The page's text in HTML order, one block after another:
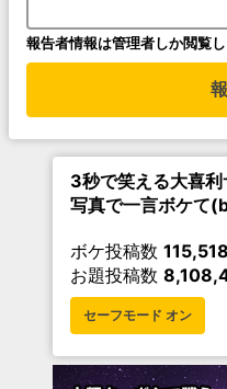
報告者情報は管理者しか閲覧し
3秒で笑える大喜利
写真で一言ボケて
ボケ投稿数
お題投稿数
セーフモード オン